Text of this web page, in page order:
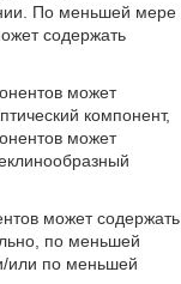
По меньшей мере
содержать
может
компонент,
может
может содержать
по меньшей
или по меньшей